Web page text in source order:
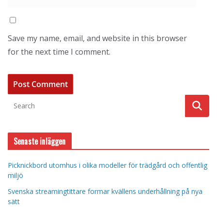
Save my name, email, and website in this browser
for the next time I comment.
Senaste inläggen
Picknickbord utomhus i olika modeller för trädgård och offentlig
miljö
Svenska streamingtittare formar kvällens underhållning på nya
sätt